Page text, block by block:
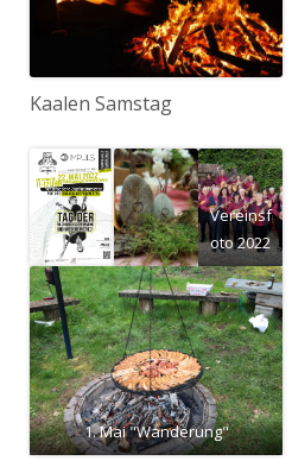
Kaalen Samstag
Vereinsf
oto 2022
1. Mai "Wanderung"